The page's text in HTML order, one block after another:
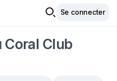
Se connecter
Coral Club